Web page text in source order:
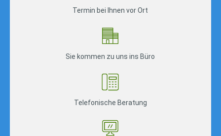
Termin bei Ihnen vor Ort
Sie kommen zu uns ins Büro
Telefonische Beratung